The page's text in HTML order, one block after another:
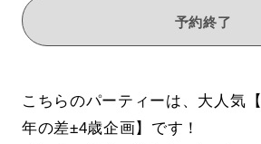
予約終了
こちらのパーティーは、大人気
年の差±4歳企画】です！